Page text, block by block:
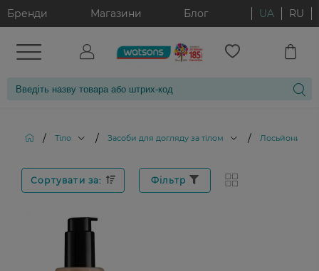
Бренди Магазини Блог UA RU
/ Тіло / Засоби для догляду за тілом / Лосьйони для
Сортувати за: Фільтр